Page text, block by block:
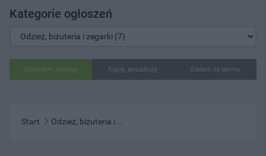
Kategorie ogłoszeń
Sprzedam, oferuję Kupię, poszukuję Oddam za darmo
Start Odzież, biżuteria i...